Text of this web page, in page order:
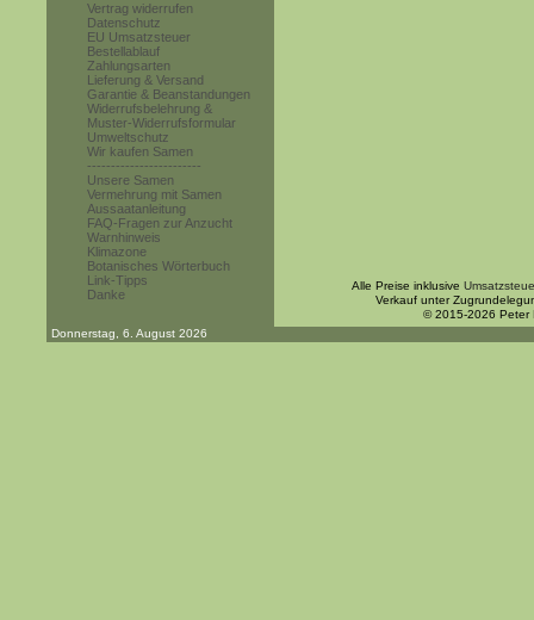
Vertrag widerrufen
Datenschutz
EU Umsatzsteuer
Bestellablauf
Zahlungsarten
Lieferung & Versand
Garantie & Beanstandungen
Widerrufsbelehrung &
Muster-Widerrufsformular
Umweltschutz
Wir kaufen Samen
------------------------
Unsere Samen
Vermehrung mit Samen
Aussaatanleitung
FAQ-Fragen zur Anzucht
Warnhinweis
Klimazone
Botanisches Wörterbuch
Link-Tipps
Danke
Alle Preise inklusive
Verkauf unter
© 2015-2026 Peter
Donnerstag, 6. August 2026